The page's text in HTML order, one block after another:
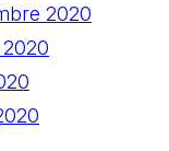
2020